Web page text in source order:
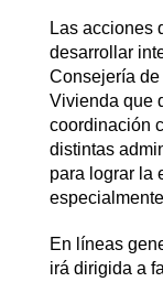
Las acciones
desarrollar
Consejería
Vivienda que
coordinación
distintas
para lograr la
En líneas
irá dirigida a